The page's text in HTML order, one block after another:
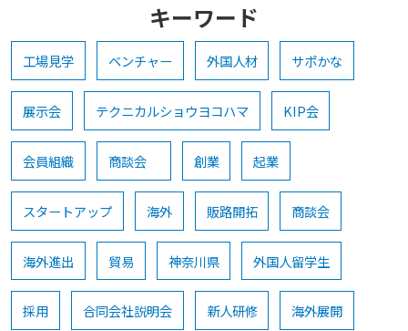
キーワード
工場見学 ベンチャー 外国人材 サポかな
展示会 テクニカルショウヨコハマ KIP会
会員組織 商談会 創業 起業
スタートアップ 海外 販路開拓 商談会
海外進出 貿易 神奈川県 外国人留学生
採用 合同会社説明会 新人研修 海外展開